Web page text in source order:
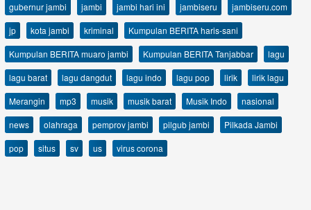
gubernur jambi
jambi jambi hari ini jambiseru
jambiseru.com
jp
kota jambi kriminal
Kumpulan BERITA haris-sani
Kumpulan BERITA muaro jambi
Kumpulan BERITA Tanjabbar
lagu
lagu barat
lagu dangdut lagu indo lagu pop lirik
lirik lagu
Merangin
mp3 musik musik barat Musik Indo
nasional
news
olahraga pemprov jambi pilgub jambi
Pilkada Jambi
pop
situs sv us virus corona